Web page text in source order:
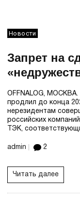
Новости
Запрет на
ряде
конца 2027 г
OFFNALOG,
продлил до конца
нерезидентам
российских
ТЭК,
admin 2
Читать далее